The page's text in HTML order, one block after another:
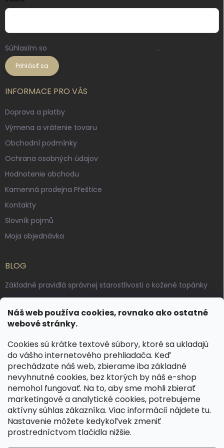
Náš web používa cookies, rovnako ako ostatné
webové stránky.
Cookies sú krátke textové súbory, ktoré sa ukladajú
do vášho internetového prehliadača. Keď
prechádzate náš web, zbierame iba základné
nevyhnutné cookies, bez ktorých by náš e-shop
nemohol fungovať. Na to, aby sme mohli zbierať
marketingové a analytické cookies, potrebujeme
aktívny súhlas zákazníka. Viac informácií nájdete tu.
Nastavenie môžete kedykoľvek zmeniť
prostredníctvom tlačidla nižšie.
Súhlasím so .
Prihlásiť sa
INFORMACE PRO VÁS
Doprava a platby
Výmena a vrátenie tovaru
Obchodní podmínky
Ochrana osobných údajov
Hodnotenie obchodu
Kamenná prodejna Přeštice
Kontakty
Slovník pojmů
Moja objednávka
BLOG
Základné pravidlá správnej starostlivosti o kožené topánky
Výroba českých kožených opaskov: vôňa pravej kože, dotyk
remesla
KONTAKT
dotazy@ spongr.cz
+420 776 663 962
https://www.facebook.com/spongr.cz
spongr.cz